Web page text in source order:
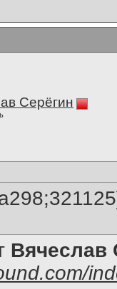
Серёгин
Вячеслав